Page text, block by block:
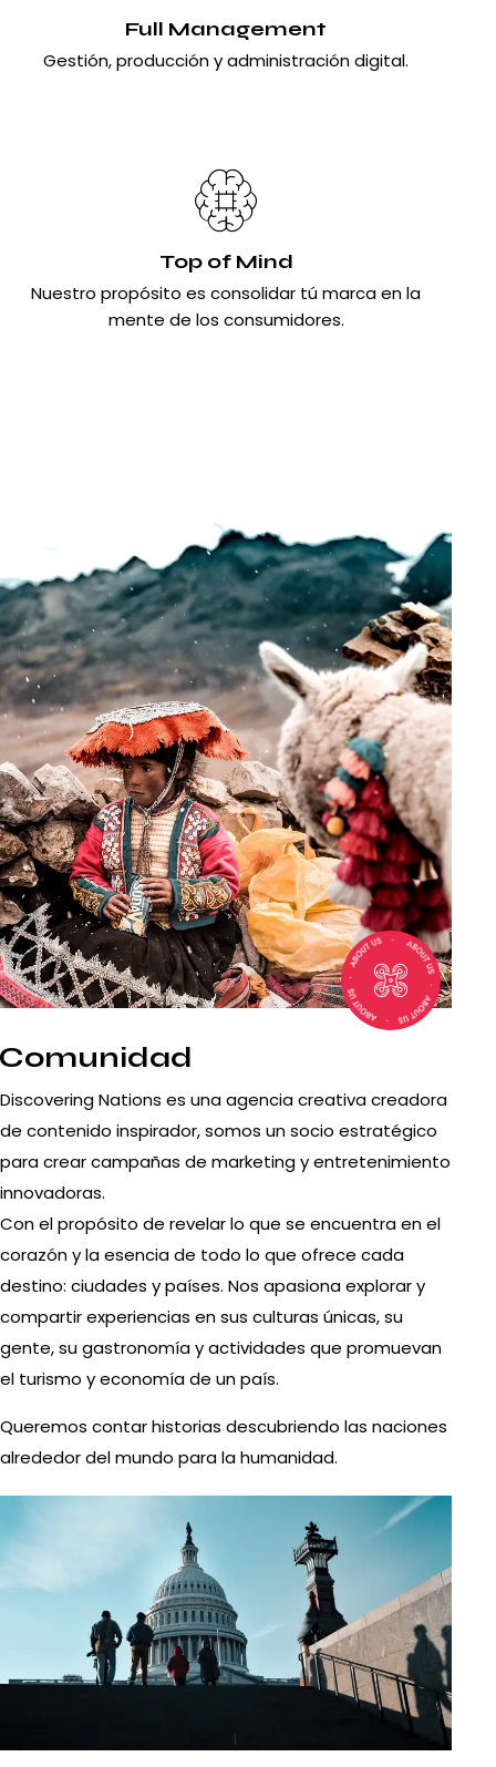
Full Management
Gestión, producción y administración digital.
Top of Mind
Nuestro propósito es consolidar tú marca en la
mente de los consumidores.
Comunidad
Discovering Nations es una agencia creativa creadora
de contenido inspirador, somos un socio estratégico
para crear campañas de marketing y entretenimiento
innovadoras.
Con el propósito de revelar lo que se encuentra en el
corazón y la esencia de todo lo que ofrece cada
destino: ciudades y países. Nos apasiona explorar y
compartir experiencias en sus culturas únicas, su
gente, su gastronomía y actividades que promuevan
el turismo y economía de un país.
Queremos contar historias descubriendo las naciones
alrededor del mundo para la humanidad.